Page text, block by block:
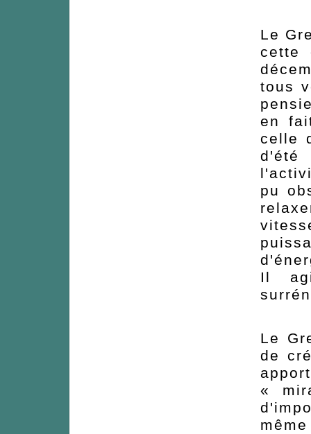
Le
cette
tous
en
celle
pu
Il
Le
de
«